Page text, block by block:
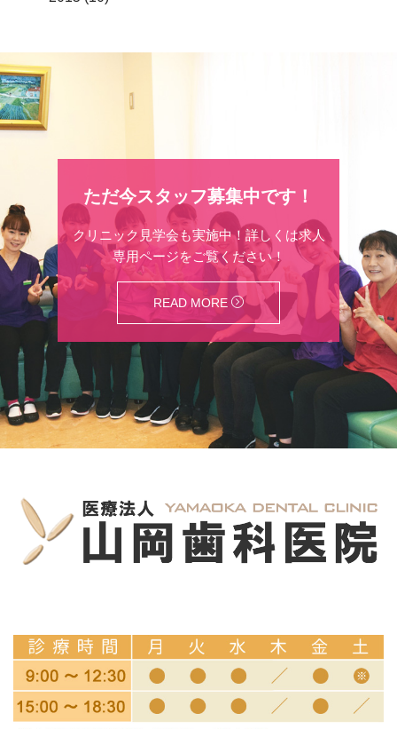
ただ今スタッフ募集中です！
クリニック見学会も実施中！詳しくは求人
専用ページをご覧ください！
READ MORE